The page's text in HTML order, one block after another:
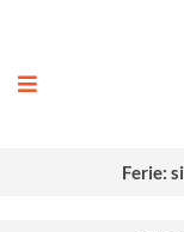
Ferie: